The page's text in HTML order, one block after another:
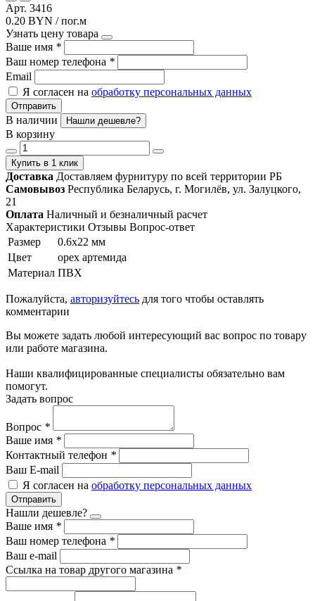
Арт. 3416
0.20 BYN / пог.м
Узнать цену товара
Ваше имя *
Ваш номер телефона *
Email
Я согласен на обработку персональных данных
Отправить
В наличии Нашли дешевле?
В корзину
Купить в 1 клик
Доставка Доставляем фурнитуру по всей территории РБ
Самовывоз Республика Беларусь, г. Могилёв, ул. Залуцкого,
21
Оплата Наличный и безналичный расчет
Характеристики Отзывы Вопрос-ответ
Размер
0.6х22 мм
Цвет
орех артемида
Материал ПВХ
Пожалуйста, авторизуйтесь для того чтобы оставлять
комментарии
Вы можете задать любой интересующий вас вопрос по товару
или работе магазина.
Наши квалифицированные специалисты обязательно вам
помогут.
Задать вопрос
Вопрос *
Ваше имя *
Контактный телефон *
Ваш E-mail
Я согласен на обработку персональных данных
Отправить
Нашли дешевле?
Ваше имя *
Ваш номер телефона *
Ваш e-mail
Ссылка на товар другого магазина *